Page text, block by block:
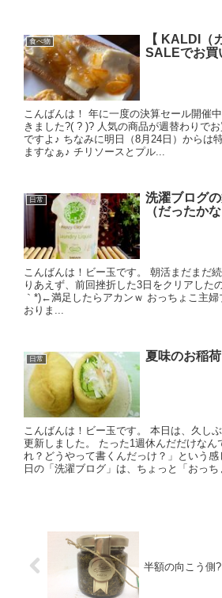
食べ物
【 KALDI（
SALEでお買
こんばんは！ 年に一度の決算セール開催
きました?( ? )? 人気の商品が週替わりで
ですよ♪ ちなみに明日（8月24日）からは
ますなぁ♪ チリソースとプル...
日常
洗濯ブログ
（だったかな
こんばんは！ビー玉です。 朝活まだまだ
りあえず、前回挫折した3日をクリアした
｀*)←満足したらアカンｗ おっちょこ主
おりま...
日常 夏味のお稲
こんばんは！ビー玉です。 本日は、久し
更新しました。 たった1週休んだだけなん
れ？どうやって書くんだっけ？」という
日の「洗濯ブログ」は、ちょっと「おっち
半額の向こう側?